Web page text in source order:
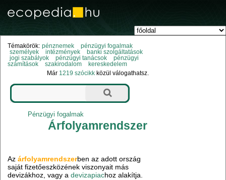
Témakörök: pénznemek
pénzügyi fogalmak
személyek
intézmények
banki szolgáltatások
jogi szabályok
pénzügyi tanácsok
pénzügyi
számítások
szakirodalom
kereskedelem
Már 1219 szócikk közül válogathatsz.
Pénzügyi fogalmak
Árfolyamrendszer
Azárfolyamrendszerben az adott ország
saját fizetőeszközének viszonyait más
devizákhoz, vagy adevizapiachoz alakítja.